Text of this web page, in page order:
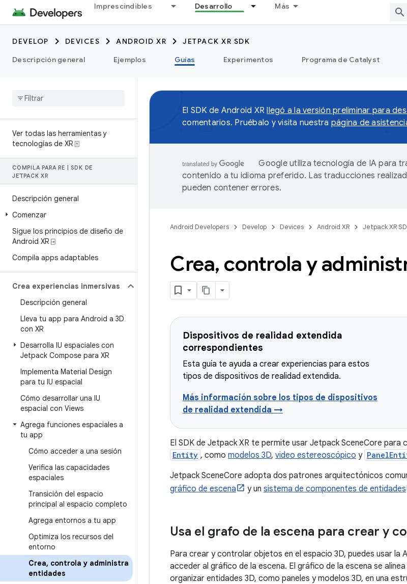
Imprescindibles Desarrollo Más
DEVELOP DEVICES ANDROID XR
JETPACK XR SDK
Descripción general
Ejemplos Guías Experimentos Programa de Catalyst
Ver todas las herramientas y
tecnologías de XR ⍐
COMPILA PARA RE
SDK DE
JETPACK XR
Descripción general
Comenzar
Sigue los principios de diseño de
Android XR ⍈
Compila apps adaptables
Crea experiencias inmersivas
Descripción general
Lleva tu app para Android a 3D
con XR
Desarrolla IU espaciales con
Jetpack Compose para XR
Implementa Material Design
para tu IU espacial
Cómo desarrollar una IU
espacial con Views
Agrega funciones espaciales a
tu app
Cómo acceder a una sesión
Verifica las capacidades
espaciales
Transición del espacio
principal al espacio completo
Agrega entornos a tu app
Optimiza los recursos del
entorno
Crea, controla y administra
entidades
El SDK de Android XRllegó a la versión preliminar para
comentarios. Pruébalo y visita nuestra página de
Google utiliza tecnología de IA para
contenido a tu idioma preferido. Las traducciones
pueden contener errores.
Android Developers Develop Devices Android XR Jetpack XR
Crea, controla y
Dispositivos de realidad extendida
correspondientes
Esta guía te ayuda a crear experiencias para estos
tipos de dispositivos de realidad extendida.
Más información sobre los tipos de dispositivos
de realidad extendida →
El SDK de Jetpack XR te permite usar Jetpack SceneCore
Entity , como modelos 3D, video estereoscópico y
Jetpack SceneCore adopta dos patrones arquitectónicos
gráfico de escena
y un sistema de componentes de entidades
Usa el grafo de la escena para crear y
Para crear y controlar objetos en el espacio 3D, puedes usar la
acceder al gráfico de la escena. El gráfico de la escena se
organizar entidades 3D, como paneles y modelos 3D, en una